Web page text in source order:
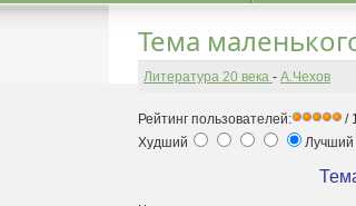
Тема
Литература 20 века - А.Чехов
Рейтинг пользователей:
/
Худший
Лучший